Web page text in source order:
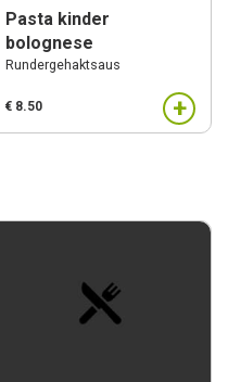
Pasta kinder
bolognese
Rundergehaktsaus
€ 8.50 +